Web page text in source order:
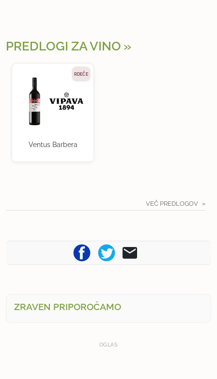
PREDLOGI ZA VINO
RDEČE
Ventus Barbera
VEČ PREDLOGOV
ZRAVEN PRIPOROČAMO
OGLAS